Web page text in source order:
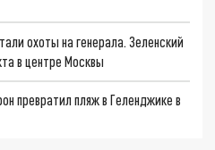
охоты на генерала. Зеленский
в центре Москвы
превратил пляж в Геленджике в